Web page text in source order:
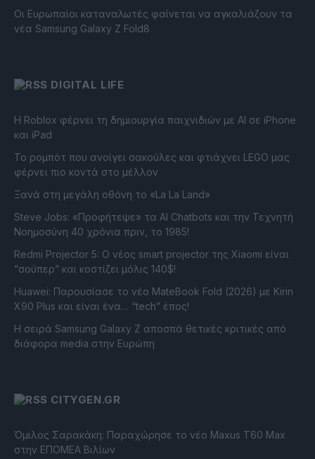
Οι Ευρωπαίοι καταναλωτές φαίνεται να αγκαλιάζουν τα
νέα Samsung Galaxy Z Fold8
DIGITAL LIFE
Η Roblox φέρνει τη δημιουργία παιχνιδιών με ΑΙ σε iPhone
και iPad
Το ρομπότ που ανοίγει σακούλες και φτιάχνει LEGO μας
φέρνει πιο κοντά στο μέλλον
Ξανά στη μεγάλη οθόνη το «La La Land»
Steve Jobs: «Προφήτεψε» τα AI Chatbots και την Τεχνητή
Νοημοσύνη 40 χρόνια πριν, το 1985!
Redmi Projector 5: Ο νέος smart projector της Xiaomi είναι
“σούπερ” και κοστίζει μόλις 140$!
Huawei: Παρουσίασε το νέο MateBook Fold (2026) με Kirin
X90 Plus και είναι ένα… “tech” έπος!
Η σειρά Samsung Galaxy Z αποσπά θετικές κριτικές από
διάφορα media στην Ευρώπη
CITYGEN.GR
Όμιλος Σαρακάκη: Παραχώρησε το νέο Maxus T60 Max
στην ΕΠΟΜΕΑ Βιλίων